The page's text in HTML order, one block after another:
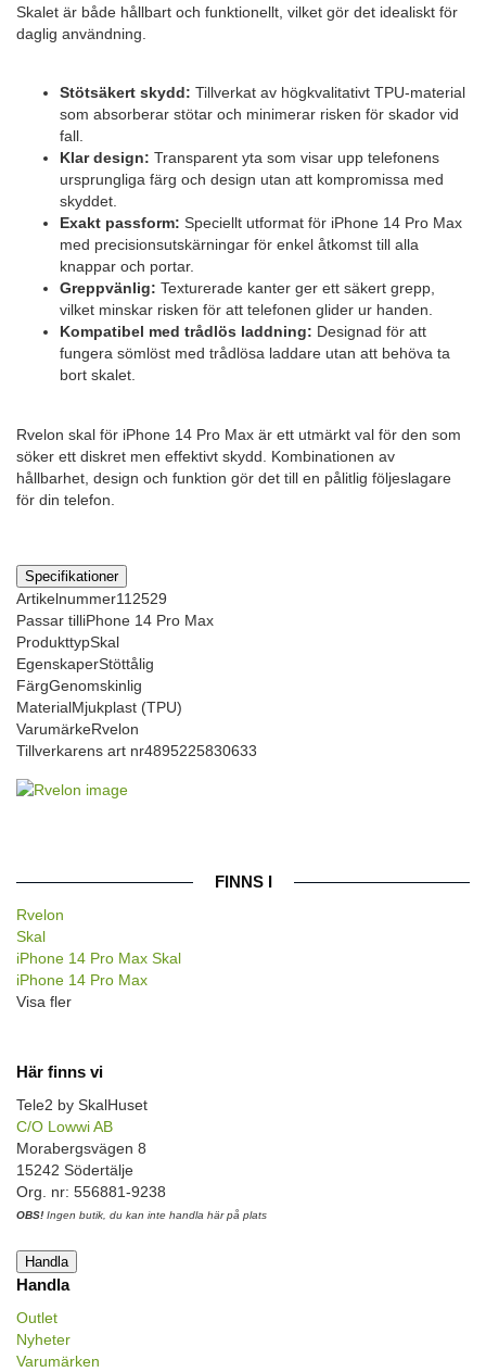
Skalet är både hållbart och funktionellt, vilket gör det idealiskt för
daglig användning.
Stötsäkert skydd: Tillverkat av högkvalitativt TPU-material
som absorberar stötar och minimerar risken för skador vid
fall.
Klar design: Transparent yta som visar upp telefonens
ursprungliga färg och design utan att kompromissa med
skyddet.
Exakt passform: Speciellt utformat för iPhone 14 Pro Max
med precisionsutskärningar för enkel åtkomst till alla
knappar och portar.
Greppvänlig: Texturerade kanter ger ett säkert grepp,
vilket minskar risken för att telefonen glider ur handen.
Kompatibel med trådlös laddning: Designad för att
fungera sömlöst med trådlösa laddare utan att behöva ta
bort skalet.
Rvelon skal för iPhone 14 Pro Max är ett utmärkt val för den som
söker ett diskret men effektivt skydd. Kombinationen av
hållbarhet, design och funktion gör det till en pålitlig följeslagare
för din telefon.
Specifikationer
Artikelnummer112529
Passar tilliPhone 14 Pro Max
ProdukttypSkal
EgenskaperStöttålig
FärgGenomskinlig
MaterialMjukplast (TPU)
VarumärkeRvelon
Tillverkarens art nr4895225830633
FINNS I
Rvelon
Skal
iPhone 14 Pro Max Skal
iPhone 14 Pro Max
Visa fler
Här finns vi
Tele2 by SkalHuset
C/O Lowwi AB
Morabergsvägen 8
15242 Södertälje
Org. nr: 556881-9238
OBS! Ingen butik, du kan inte handla här på plats
Handla
Handla
Outlet
Nyheter
Varumärken